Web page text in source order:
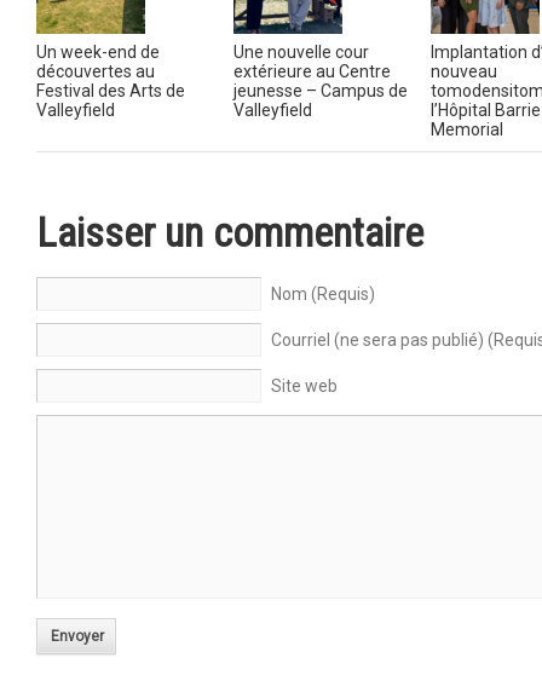
Un week-end de
découvertes au
Festival des Arts de
Valleyfield
Une nouvelle cour
extérieure au Centre
jeunesse – Campus de
Valleyfield
Implantation
nouveau
l’Hôpital Barrie
Memorial
Laisser un commentaire
Nom (Requis)
Courriel (ne sera pas publié)
Site web
Envoyer